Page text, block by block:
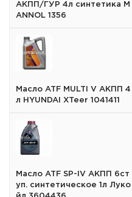
АКПП/ГУР 4л синтетика M
ANNOL 1356
Масло ATF MULTI V АКПП 4
л HYUNDAI XTeer 1041411
Масло ATF SP-IV АКПП 6ст
уп. синтетическое 1л Луко